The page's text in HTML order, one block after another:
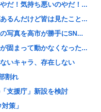
実
元民「公式発表より死者...
「りょうじ」と「カイ...
自●配信、拡散されまく...
ートに反撃開始www
か…大使らへ強化指示
アル徳井と対談か…ち...
だ！気持ち悪いのやだ！...
るんだけど皆は見たこと...
写真を高市が勝手にSN...
固まって動かなくなった...
いキャラ、存在しない
割れ
支援庁」新設を検討
策」